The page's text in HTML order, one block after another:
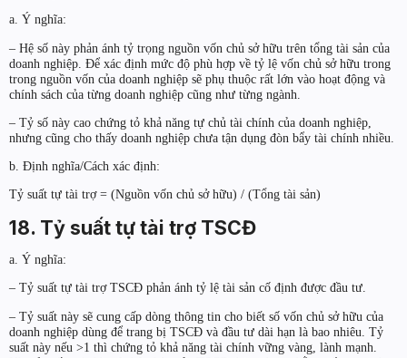
a. Ý nghĩa:
– Hệ số này phản ánh tỷ trọng nguồn vốn chủ sở hữu trên tổng tài sản của
doanh nghiệp. Để xác định mức độ phù hợp về tỷ lệ vốn chủ sở hữu trong
trong nguồn vốn của doanh nghiệp sẽ phụ thuộc rất lớn vào hoạt động và
chính sách của từng doanh nghiệp cũng như từng ngành.
– Tỷ số này cao chứng tỏ khả năng tự chủ tài chính của doanh nghiệp,
nhưng cũng cho thấy doanh nghiệp chưa tận dụng đòn bẩy tài chính nhiều.
b. Định nghĩa/Cách xác định:
Tỷ suất tự tài trợ = (Nguồn vốn chủ sở hữu) / (Tổng tài sản)
18. Tỷ suất tự tài trợ TSCĐ
a. Ý nghĩa:
– Tỷ suất tự tài trợ TSCĐ phản ánh tỷ lệ tài sản cố định được đầu tư.
– Tỷ suất này sẽ cung cấp dòng thông tin cho biết số vốn chủ sở hữu của
doanh nghiệp dùng để trang bị TSCĐ và đầu tư dài hạn là bao nhiêu. Tỷ
suất này nếu >1 thì chứng tỏ khả năng tài chính vững vàng, lành mạnh.